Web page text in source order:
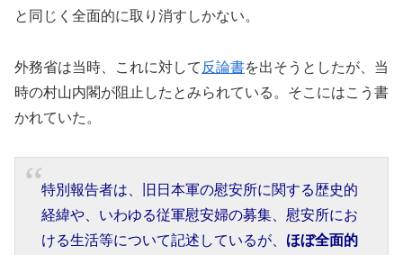
と同じく全面的に取り消すしかない。
外務省は当時、これに対して 反論書を出そうとしたが、当
時の村山内閣が阻止したとみられている。そこにはこう書
かれていた。
特別報告者は、旧日本軍の慰安所に関する歴史的
経緯や、いわゆる従軍慰安婦の募集、慰安所にお
ける生活等について記述しているが、 ほぼ全面的